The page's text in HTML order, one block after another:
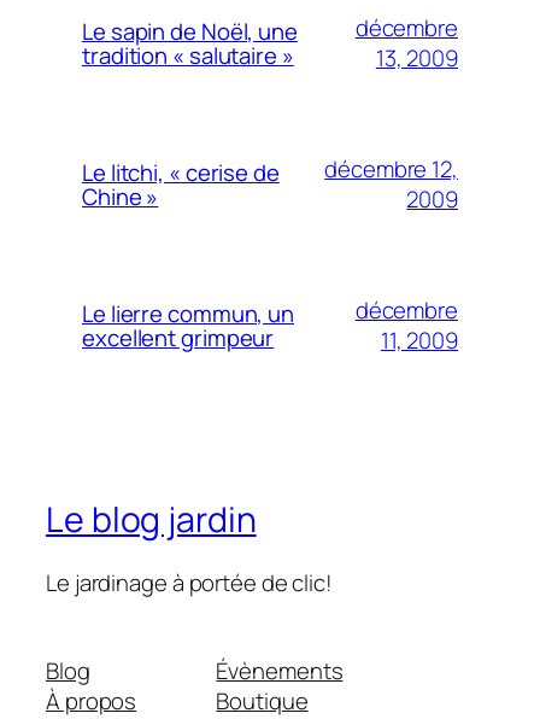
Le sapin de Noël, une
tradition « salutaire »
décembre
13, 2009
Le litchi, « cerise de
Chine »
décembre 12,
2009
Le lierre commun, un
excellent grimpeur
décembre
11, 2009
Le blog jardin
Le jardinage à portée de clic!
Blog
À propos
Évènements
Boutique